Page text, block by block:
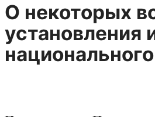
О некоторых
установления